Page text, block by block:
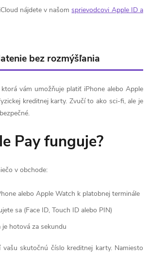
nájdete v našom sprievodcovi Apple ID a
bez rozmýšľania
vám umožňuje platiť iPhone alebo Apple
kreditnej karty. Zvučí to ako sci-fi, ale je
Pay funguje?
v obchode:
alebo Apple Watch k platobnej terminále
sa (Face ID, Touch ID alebo PIN)
je hotová za sekundu
skutočnú číslo kreditnej karty. Namiesto